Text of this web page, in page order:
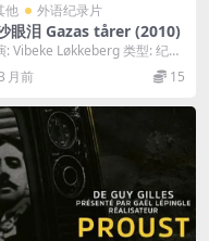
他 外语纪录片
眼泪 Gazas tårer (2010)
: Vibeke Løkkeberg 类型: 纪录
战争 制片国家/地...
月前 15